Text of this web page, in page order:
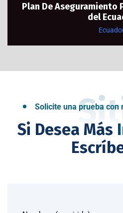
Plan De Aseguramiento
del
Solicite una prueba con
Si Desea Más